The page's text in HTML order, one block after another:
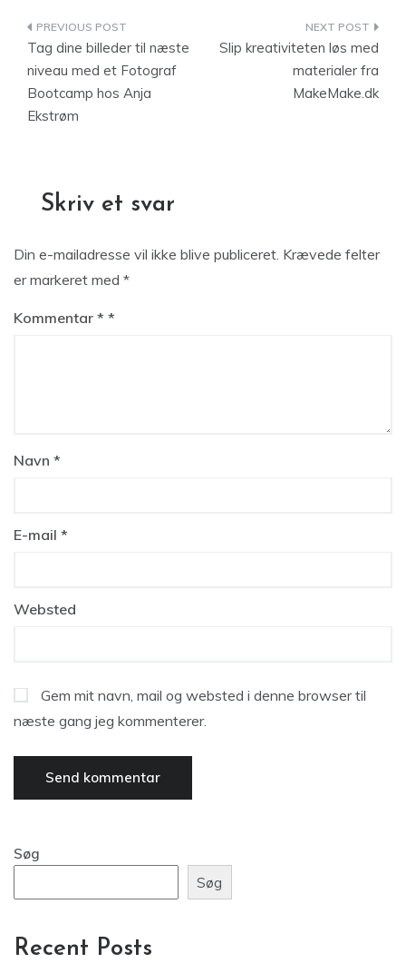
Indlægsnavigation
Tag dine billeder til næste
niveau med et Fotograf
Bootcamp hos Anja
Ekstrøm
Slip kreativiteten løs med
materialer fra
MakeMake.dk
Skriv et svar
Din e-mailadresse vil ikke blive publiceret. Krævede felter
er markeret med *
Kommentar *
Navn *
E-mail *
Websted
Gem mit navn, mail og websted i denne browser til
næste gang jeg kommenterer.
Søg
Søg
Recent Posts